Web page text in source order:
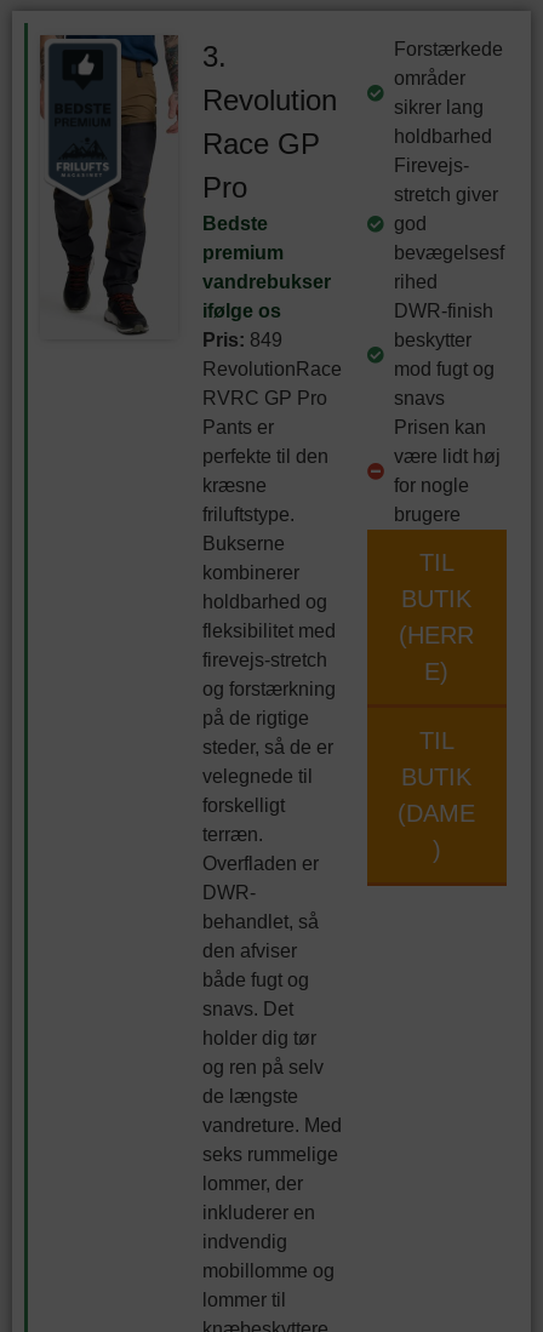
3.
Revolution
Race GP
Pro
Bedste
premium
vandrebukser
ifølge os
Pris: 849
RevolutionRace
RVRC GP Pro
Pants er
perfekte til den
kræsne
friluftstype.
Bukserne
kombinerer
holdbarhed og
fleksibilitet med
firevejs-stretch
og forstærkning
på de rigtige
steder, så de er
velegnede til
forskelligt
terræn.
Overfladen er
DWR-
behandlet, så
den afviser
både fugt og
snavs. Det
holder dig tør
og ren på selv
de længste
vandreture. Med
seks rummelige
lommer, der
inkluderer en
indvendig
mobillomme og
lommer til
Forstærkede
områder
sikrer lang
holdbarhed
Firevejs-
stretch giver
god
bevægelsesf
rihed
DWR-finish
beskytter
mod fugt og
snavs
Prisen kan
være lidt høj
for nogle
brugere
TIL
BUTIK
(HERR
E)
TIL
BUTIK
(DAME
)